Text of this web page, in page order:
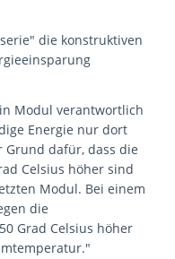
die konstruktiven
Modul verantwortlich
Energie nur dort
Grund dafür, dass die
Celsius höher sind
Modul. Bei einem
die
Grad Celsius höher